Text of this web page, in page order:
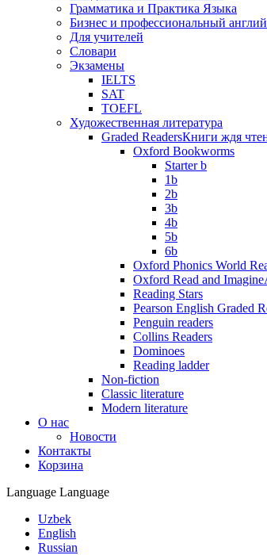
Грамматика и Практика Языка
Бизнес и профессиональный
Для учителей
Словари
Экзамены
IELTS
SAT
TOEFL
Художественная литература
Graded ReadersКниги ждя
Oxford Bookworms
Starter b
1b
2b
3b
4b
5b
6b
Oxford Phonics World
Oxford Read and Imagine
Reading Stars
Pearson English Graded
Penguin readers
Collins Readers
Dominoes
Reading ladder
Non-fiction
Classic literature
Modern literature
О нас
Новости
Контакты
Корзина
Language Language
Uzbek
English
Russian